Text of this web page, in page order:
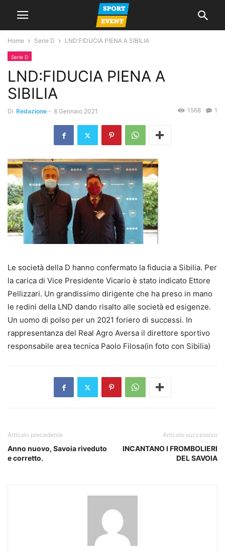
Home Serie D LND:FIDUCIA PIENA A SIBILIA
Serie D
LND:FIDUCIA PIENA A
SIBILIA
Di Redazione - 8 Gennaio 2021 1
1568
Le società della D hanno confermato la fiducia a Sibilia. Per
la carica di Vice Presidente Vicario è stato indicato Ettore
Pellizzari. Un grandissimo dirigente che ha preso in mano
le redini della LND dando risalto alle società ed esigenze.
Un uomo di polso per un 2021 foriero di successi. In
rappresentanza del Real Agro Aversa il direttore sportivo
responsabile area tecnica Paolo Filosa(in foto con Sibilia)
Articolo precedente
Anno nuovo, Savoia riveduto
e corretto.
Articolo successivo
INCANTANO I FROMBOLIERI
DEL SAVOIA